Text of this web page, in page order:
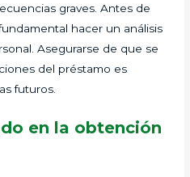
graves. Antes de
hacer un análisis
Asegurarse de que se
del préstamo es
futuros.
en la obtención